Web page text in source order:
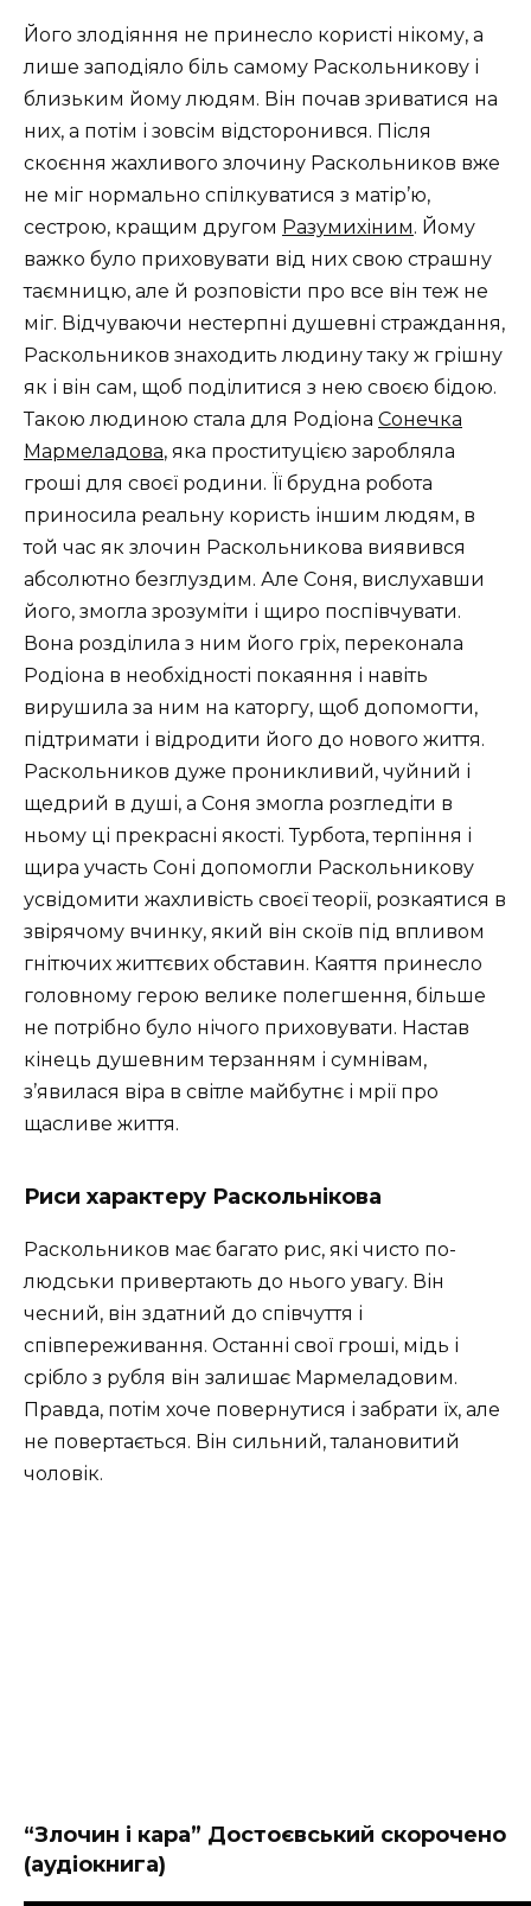
Його злодіяння не принесло користі нікому, а
лише заподіяло біль самому Раскольникову і
близьким йому людям. Він почав зриватися на
них, а потім і зовсім відсторонився. Після
скоєння жахливого злочину Раскольников вже
не міг нормально спілкуватися з матір’ю,
сестрою, кращим другом Разумихіним. Йому
важко було приховувати від них свою страшну
таємницю, але й розповісти про все він теж не
міг. Відчуваючи нестерпні душевні страждання,
Раскольников знаходить людину таку ж грішну
як і він сам, щоб поділитися з нею своєю бідою.
Такою людиною стала для Родіона Сонечка
Мармеладова, яка проституцією заробляла
гроші для своєї родини. Її брудна робота
приносила реальну користь іншим людям, в
той час як злочин Раскольникова виявився
абсолютно безглуздим. Але Соня, вислухавши
його, змогла зрозуміти і щиро поспівчувати.
Вона розділила з ним його гріх, переконала
Родіона в необхідності покаяння і навіть
вирушила за ним на каторгу, щоб допомогти,
підтримати і відродити його до нового життя.
Раскольников дуже проникливий, чуйний і
щедрий в душі, а Соня змогла розгледіти в
ньому ці прекрасні якості. Турбота, терпіння і
щира участь Соні допомогли Раскольникову
усвідомити жахливість своєї теорії, розкаятися в
звірячому вчинку, який він скоїв під впливом
гнітючих життєвих обставин. Каяття принесло
головному герою велике полегшення, більше
не потрібно було нічого приховувати. Настав
кінець душевним терзанням і сумнівам,
з’явилася віра в світле майбутнє і мрії про
щасливе життя.
Риси характеру Раскольнікова
Раскольников має багато рис, які чисто по-
людськи привертають до нього увагу. Він
чесний, він здатний до співчуття і
співпереживання. Останні свої гроші, мідь і
срібло з рубля він залишає Мармеладовим.
Правда, потім хоче повернутися і забрати їх, але
не повертається. Він сильний, талановитий
чоловік.
“Злочин і кара” Достоєвський скорочено
(аудіокнига)